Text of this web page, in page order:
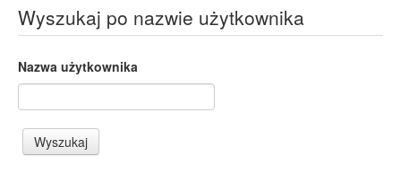
Wyszukaj po nazwie użytkownika
Nazwa użytkownika